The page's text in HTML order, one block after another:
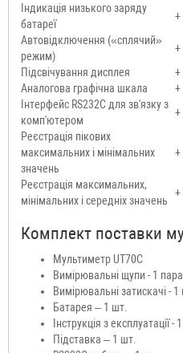
Індикація низького заряду
батареї
+
Автовідключення («сплячий»
режим)
+
Підсвічування дисплея
+
Аналогова графічна шкала
+
Інтерфейс RS232C для зв'язку з
комп'ютером
+
Реєстрація пікових
максимальних і мінімальних
значень
+
Реєстрація максимальних,
мінімальних і середніх значень
+
Комплект поставки
Мультиметр UT70С
Вимірювальні щупи - 1 пара
Вимірювальні затискачі - 1
Батарея – 1 шт.
Інструкція з експлуатації -
Підставка – 1 шт.